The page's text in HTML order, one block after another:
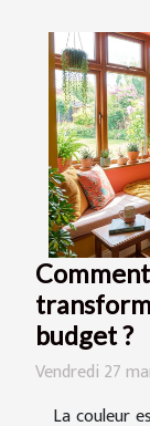
budget ?
Vendredi 27
La couleur